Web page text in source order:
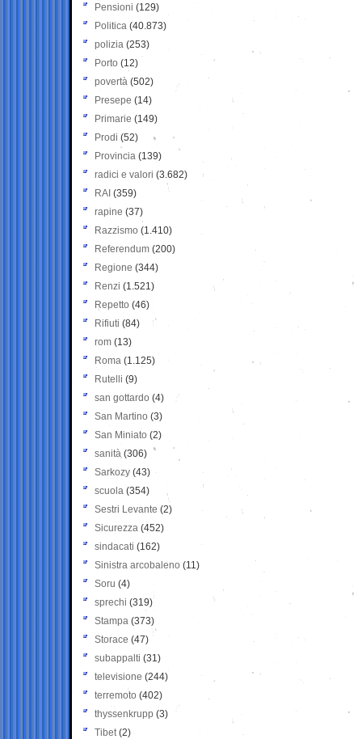
Pensioni (129)
Politica (40.873)
polizia (253)
Porto (12)
povertà (502)
Presepe (14)
Primarie (149)
Prodi (52)
Provincia (139)
radici e valori (3.682)
RAI (359)
rapine (37)
Razzismo (1.410)
Referendum (200)
Regione (344)
Renzi (1.521)
Repetto (46)
Rifiuti (84)
rom (13)
Roma (1.125)
Rutelli (9)
san gottardo (4)
San Martino (3)
San Miniato (2)
sanità (306)
Sarkozy (43)
scuola (354)
Sestri Levante (2)
Sicurezza (452)
sindacati (162)
Sinistra arcobaleno (11)
Soru (4)
sprechi (319)
Stampa (373)
Storace (47)
subappalti (31)
televisione(244)
terremoto (402)
thyssenkrupp (3)
Tibet(2)